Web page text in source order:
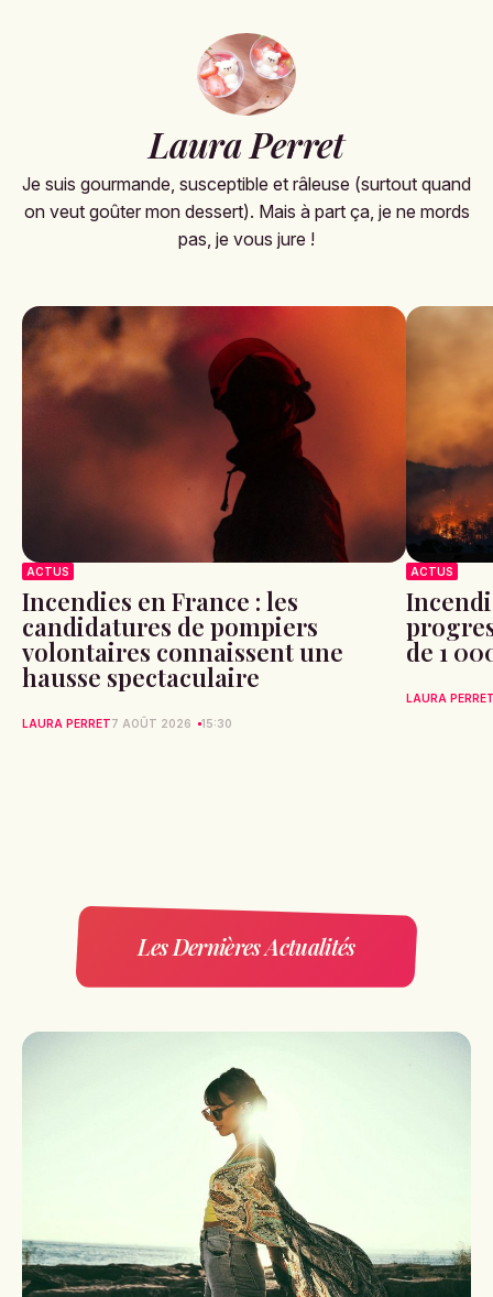
Laura Perret
Je suis gourmande, susceptible et râleuse (surtout quand
on veut goûter mon dessert). Mais à part ça, je ne mords
pas, je vous jure !
ACTUS
Incendies en France : les
candidatures de pompiers
volontaires connaissent une
hausse spectaculaire
LAURA PERRET7 AOÛT 2026 15:30
ACTUS
de 1
LAURA
Les Dernières Actualités